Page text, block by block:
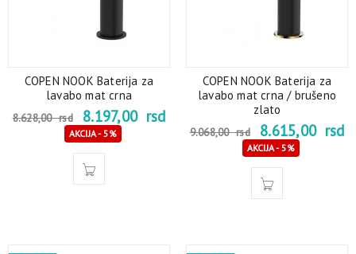
COPEN NOOK Baterija za
lavabo mat crna
8.628,00rsd 8.197,00 rsd
AKCIJA - 5%
COPEN NOOK Baterija za
lavabo mat crna / brušeno
zlato
9.068,00rsd 8.615,00 rsd
AKCIJA - 5%